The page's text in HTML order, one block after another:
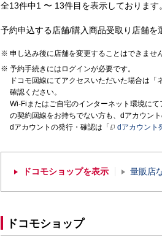
全13件中1 〜 13件目を表示しております
予約申込する店舗/購入商品受取り店舗を
申し込み後に店舗を変更することはできません
予約手続きにはログインが必要です。
ドコモ回線にてアクセスいただいた場合は
確認ください。
Wi-Fiまたはご自宅のインターネット環境に
の契約回線をお持ちでない方も、dアカウント
dアカウントの発行・確認は「
dアカウント
ドコモショップを表示 量販店
ドコモショップ